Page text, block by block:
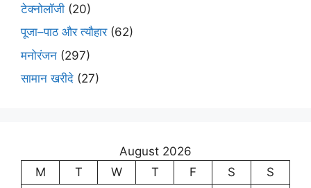
टेक्नोलॉजी (20)
पूजा–पाठ और त्यौहार(62)
मनोरंजन (297)
सामान खरीदे (27)
August 2026
M
T W T F S
S